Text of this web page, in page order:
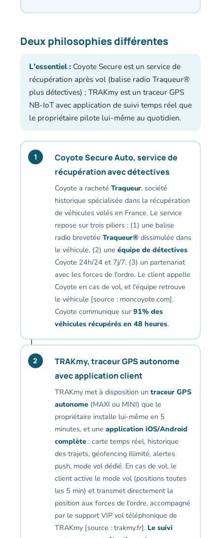
Deux philosophies différentes
L'essentiel : Coyote Secure est un service de
récupération après vol (balise radio Traqueur®
plus détectives) ; TRAKmy est un traceur GPS
NB-IoT avec application de suivi temps réel que
le propriétaire pilote lui-même au quotidien.
1
Coyote Secure Auto, service de
récupération avec détectives
Coyote a racheté Traqueur, société
historique spécialisée dans la récupération
de véhicules volés en France. Le service
repose sur trois piliers : (1) une balise
radio brevetée Traqueur® dissimulée dans
le véhicule, (2) une équipe de détectives
Coyote 24h/24 et 7j/7, (3) un partenariat
avec les forces de l'ordre. Le client appelle
Coyote en cas de vol, et l'équipe retrouve
le véhicule [source : moncoyote.com].
Coyote communique sur 91% des
véhicules récupérés en 48 heures.
2
TRAKmy, traceur GPS autonome
avec application client
TRAKmy met à disposition un traceur GPS
autonome(MAXI ou MINI) que le
propriétaire installe lui-même en 5
minutes, et une application iOS/Android
complète: carte temps réel, historique
des trajets, géofencing illimité, alertes
push, mode vol dédié. En cas de vol, le
client active le mode vol (positions toutes
les 5 min) et transmet directement la
position aux forces de l'ordre, accompagné
par le support VIP vol téléphonique de
TRAKmy [source : trakmy.fr]. Le suivi